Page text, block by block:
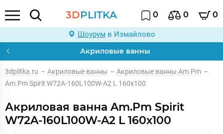
3DPLITKA 0 0 0
Шоурум в Измайлово
Акриловые ванны
3dplitka.ru – Акриловые ванны – Акриловые ванны Am.Pm –
Am.Pm Spirit W72A-160L100W-A2 L 160х100
Акриловая ванна Am.Pm Spirit
W72A-160L100W-A2 L 160х100